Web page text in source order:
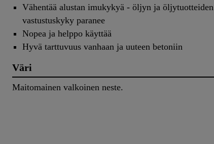
Vähentää alustan imukykyä - öljyn ja öljytuotteiden
vastustuskyky paranee
Nopea ja helppo käyttää
Hyvä tarttuvuus vanhaan ja uuteen betoniin
Väri
Maitomainen valkoinen neste.